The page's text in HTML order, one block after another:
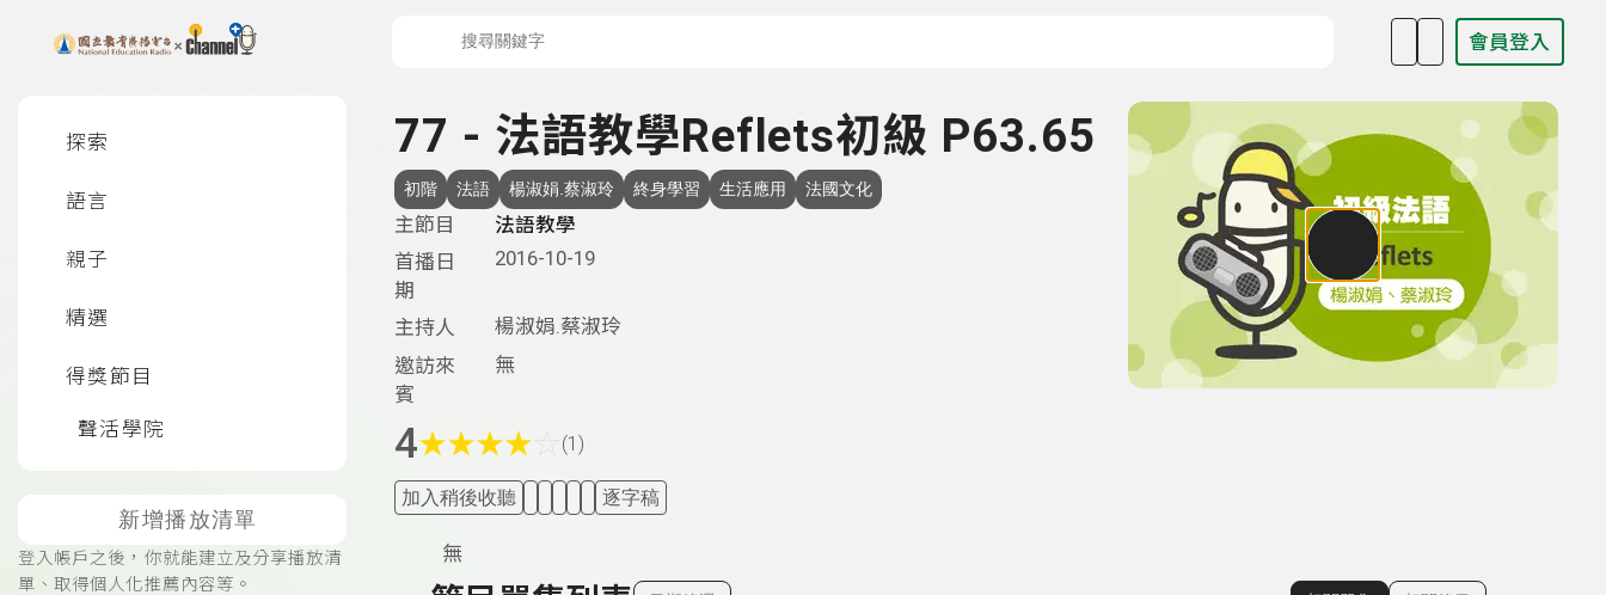
上方功能區塊 會員登入
探索
語言
親子
精選
得獎節目
聲活學院
新增播放清單
登入帳戶之後，你就能建立及分享播放清
單、取得個人化推薦內容等。
77 - 法語教學Reflets初級 P63.65
初階 法語 楊淑娟.蔡淑玲 終身學習 生活應用 法國文化
主節目
法語教學
首播日
期
2016-10-19
主持人
楊淑娟.蔡淑玲
邀訪來
賓
無
4★★★★ (1)
加入稍後收聽 逐字稿
無